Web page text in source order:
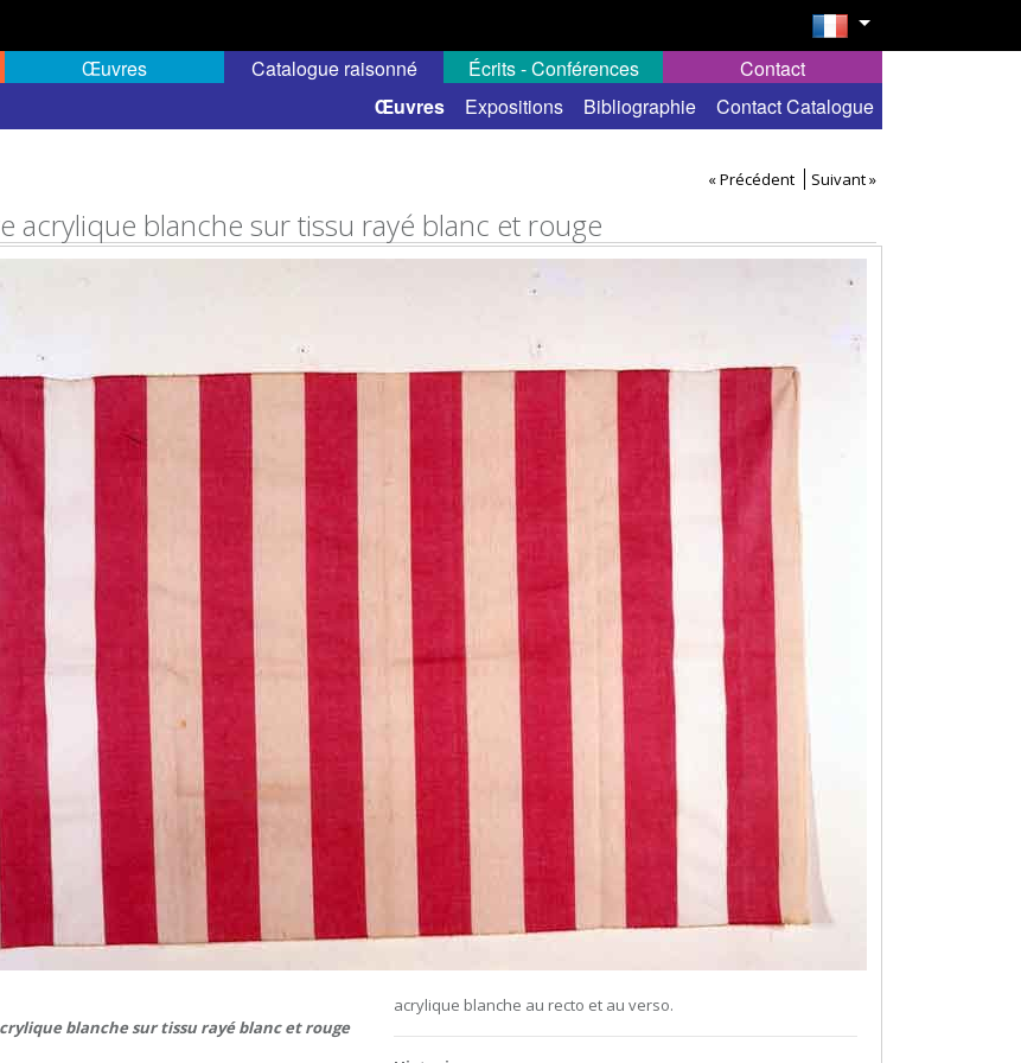
Œuvres
Catalogue raisonné
Œuvres Expositions Bibliographie Contact Catalogue
Écrits - Conférences Contact
« Précédent Suivant »
acrylique blanche sur tissu rayé blanc et rouge
blanche sur tissu rayé blanc et rouge
acrylique blanche au recto et au verso.